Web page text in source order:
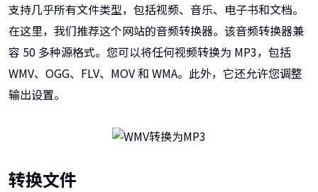
支持几乎所有文件类型，包括视频、音乐、电子书和文档。
在这里，我们推荐这个网站的音频转换器。该音频转换器兼
容 50 多种源格式。您可以将任何视频转换为 MP3，包括
WMV、OGG、FLV、MOV 和 WMA。此外，它还允许您调整
输出设置。
转换文件